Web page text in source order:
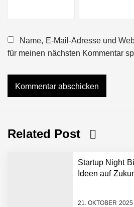
Name, E-Mail-Adresse und
für meinen nächsten Kommentar
Related Post
Startup Night
Ideen auf
21. OKTOBER 2025